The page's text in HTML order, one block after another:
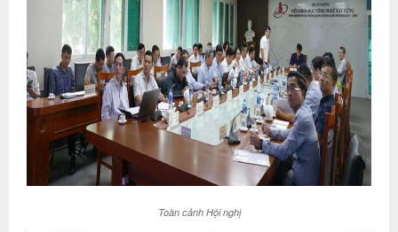
Toàn cảnh Hội nghị